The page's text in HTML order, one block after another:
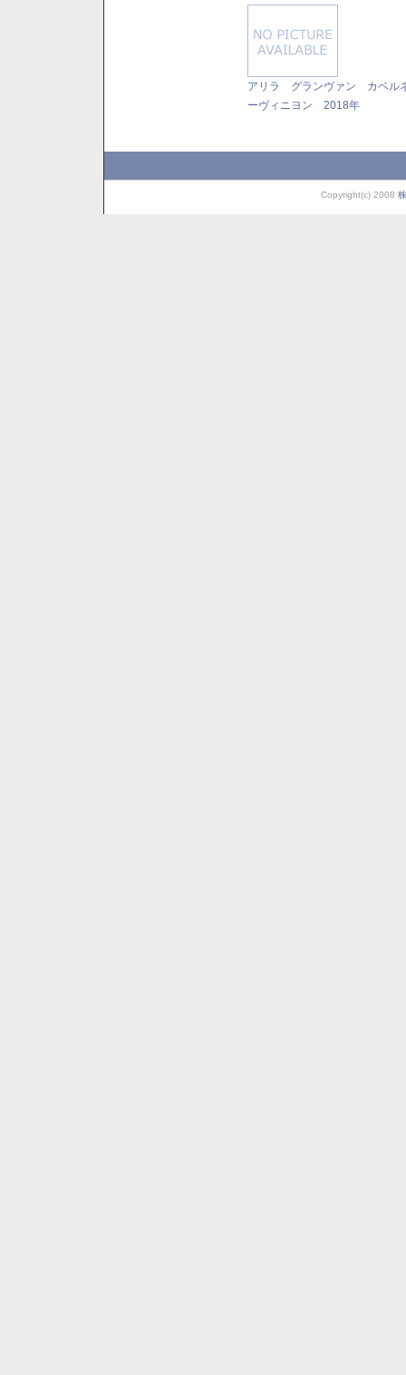
アリラ グランヴァン カベル
ーヴィニヨン 2018年
Copyright(c) 2008